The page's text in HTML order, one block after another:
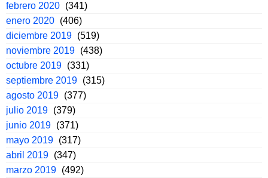
febrero 2020 (341)
enero 2020 (406)
diciembre 2019 (519)
noviembre 2019 (438)
octubre 2019 (331)
septiembre 2019 (315)
agosto 2019 (377)
julio 2019 (379)
junio 2019 (371)
mayo 2019 (317)
abril 2019 (347)
marzo 2019 (492)